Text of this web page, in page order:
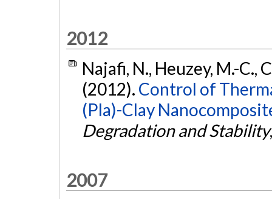
2012
Najafi, N., Heuzey, M.-C.,
(2012). Control of
(Pla)-Clay
Degradation and Stability
2007